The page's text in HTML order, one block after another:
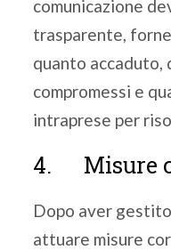
comunicazione
trasparente,
quanto
compromessi e
intraprese per
4. Misure
Dopo aver
attuare misure